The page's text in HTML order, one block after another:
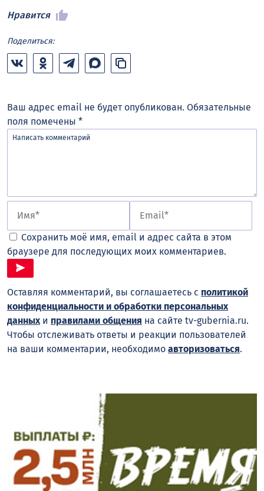
Нравится
Поделиться:
Ваш адрес email не будет опубликован. Обязательные
поля помечены *
Сохранить моё имя, email и адрес сайта в этом
браузере для последующих моих комментариев.
Оставляя комментарий, вы соглашаетесь с политикой
конфиденциальности и обработки персональных
данных и правилами общения на сайте tv-gubernia.ru.
Чтобы отслеживать ответы и реакции пользователей
на ваши комментарии, необходимо авторизоваться.